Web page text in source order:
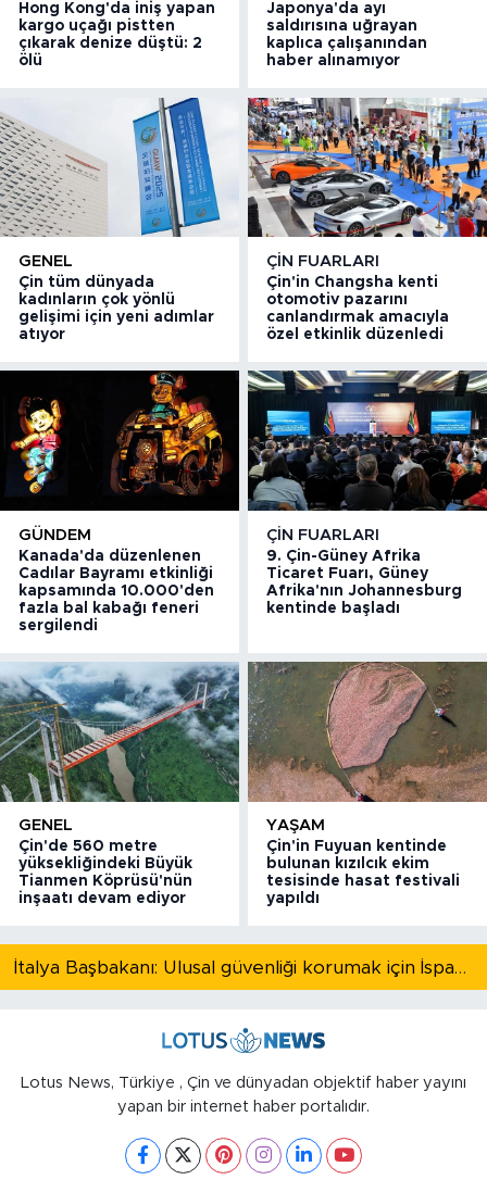
Hong Kong'da iniş yapan
kargo uçağı pistten
çıkarak denize düştü: 2
ölü
Japonya'da ayı
saldırısına uğrayan
kaplıca çalışanından
haber alınamıyor
GENEL
Çin tüm dünyada
kadınların çok yönlü
gelişimi için yeni adımlar
atıyor
ÇIN FUARLARI
Çin'in Changsha kenti
otomotiv pazarını
canlandırmak amacıyla
özel etkinlik düzenledi
GÜNDEM
Kanada'da düzenlenen
Cadılar Bayramı etkinliği
kapsamında 10.000'den
fazla bal kabağı feneri
sergilendi
ÇIN FUARLARI
9. Çin-Güney Afrika
Ticaret Fuarı, Güney
Afrika'nın Johannesburg
kentinde başladı
GENEL
Çin'de 560 metre
yüksekliğindeki Büyük
Tianmen Köprüsü'nün
inşaatı devam ediyor
YAŞAM
Çin'in Fuyuan kentinde
bulunan kızılcık ekim
tesisinde hasat festivali
yapıldı
İtalya Başbakanı: Ulusal güvenliği korumak için İspanya ile Schengen kapsamındaki serbest dolaşımı askıya alıyoruz
Lotus News, Türkiye , Çin ve dünyadan objektif haber yayını
yapan bir internet haber portalıdır.